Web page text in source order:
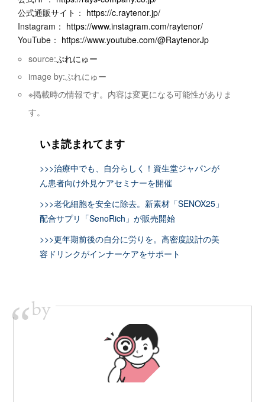
公式通販サイト： https://c.raytenor.jp/
Instagram： https://www.instagram.com/raytenor/
YouTube： https://www.youtube.com/@RaytenorJp
source:ぷれにゅー
image by:ぷれにゅー
※掲載時の情報です。内容は変更になる可能性がありま
す。
いま読まれてます
>>>治療中でも、自分らしく！資生堂ジャパンが
ん患者向け外見ケアセミナーを開催
>>>老化細胞を安全に除去。新素材「SENOX25」
配合サプリ「SenoRich」が販売開始
>>>更年期前後の自分に労りを。高密度設計の美
容ドリンクがインナーケアをサポート
“by